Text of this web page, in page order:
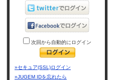
次回から自動的にログイン
»セキュア(SSL)ログイン
»JUGEM IDを忘れたら